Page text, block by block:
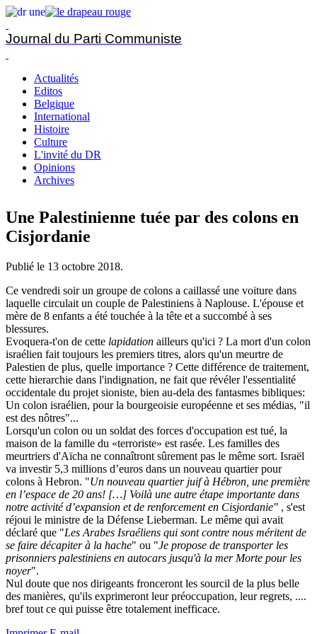
Journal du Parti Communiste
Actualités
Editos
Belgique
International
Histoire
Culture
L'invité du DR
Opinions
Archives
Une Palestinienne tuée par des colons en
Cisjordanie
Publié le 13 octobre 2018.
Ce vendredi soir un groupe de colons a caillassé une voiture dans
laquelle circulait un couple de Palestiniens à Naplouse. L'épouse et
mère de 8 enfants a été touchée à la tête et a succombé à ses
blessures.
Evoquera-t'on de cette lapidation ailleurs qu'ici ? La mort d'un colon
israélien fait toujours les premiers titres, alors qu'un meurtre de
Palestien de plus, quelle importance ? Cette différence de traitement,
cette hierarchie dans l'indignation, ne fait que révéler l'essentialité
occidentale du projet sioniste, bien au-dela des fantasmes bibliques:
Un colon israélien, pour la bourgeoisie européenne et ses médias, "il
est des nôtres"...
Lorsqu'un colon ou un soldat des forces d'occupation est tué, la
maison de la famille du «terroriste» est rasée. Les familles des
meurtriers d'Aïcha ne connaîtront sûrement pas le même sort. Israël
va investir 5,3 millions d’euros dans un nouveau quartier pour
colons à Hebron. "Un nouveau quartier juif à Hébron, une première
en l’espace de 20 ans! […] Voilà une autre étape importante dans
notre activité d’expansion et de renforcement en Cisjordanie" , s'est
réjoui le ministre de la Défense Lieberman. Le même qui avait
déclaré que "Les Arabes Israéliens qui sont contre nous méritent de
se faire décapiter à la hache" ou "Je propose de transporter les
prisonniers palestiniens en autocars jusqu'à la mer Morte pour les
noyer".
Nul doute que nos dirigeants fronceront les sourcil de la plus belle
des manières, qu'ils exprimeront leur préoccupation, leur regrets, ....
bref tout ce qui puisse être totalement inefficace.